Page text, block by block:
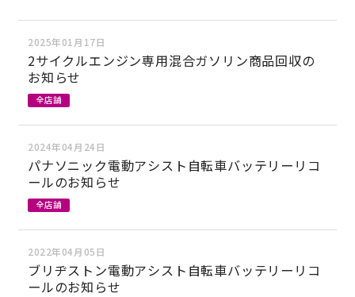
2025年01月17日
2サイクルエンジン専用混合ガソリン商品回収の
お知らせ
全店舗
2024年04月24日
パナソニック電動アシスト自転車バッテリーリコ
ールのお知らせ
全店舗
2022年04月05日
ブリヂストン電動アシスト自転車バッテリーリコ
ールのお知らせ